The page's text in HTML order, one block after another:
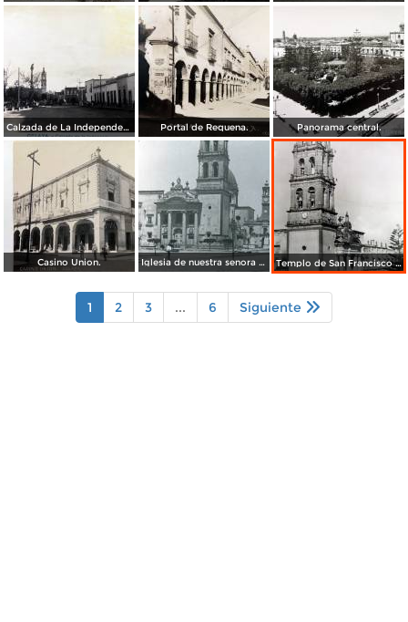
Calzada de La Independencia. ( Circulada el 3 de Enero de 1921 ). Portal de Requena. Panorama central.
Casino Union. Iglesia de nuestra senora del Carmen por el fotografo William H. Rau. Templo de San Francisco Celaya, Guanajuato.
1 2 3 ... 6 Siguiente